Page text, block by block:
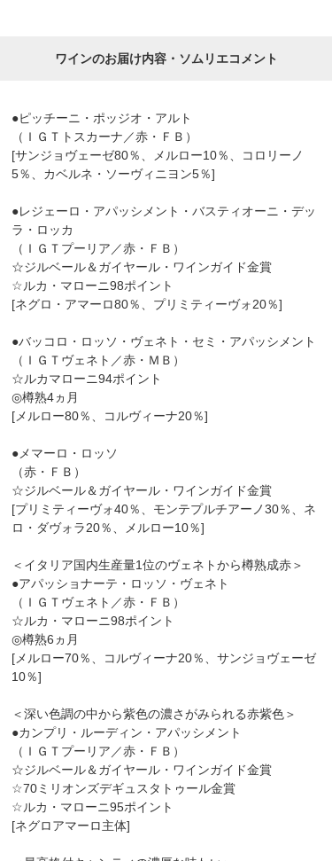
ワインのお届け内容・ソムリエコメント
●ピッチーニ・ポッジオ・アルト
（ＩＧＴトスカーナ／赤・ＦＢ）
[サンジョヴェーゼ80％、メルロー10％、コロリーノ
5％、カベルネ・ソーヴィニヨン5％]
●レジェーロ・アパッシメント・バスティオーニ・デッ
ラ・ロッカ
（ＩＧＴプーリア／赤・ＦＢ）
☆ジルベール＆ガイヤール・ワインガイド金賞
☆ルカ・マローニ98ポイント
[ネグロ・アマーロ80％、プリミティーヴォ20％]
●バッコロ・ロッソ・ヴェネト・セミ・アパッシメント
（ＩＧＴヴェネト／赤・ＭＢ）
☆ルカマローニ94ポイント
◎樽熟4ヵ月
[メルロー80％、コルヴィーナ20％]
●メマーロ・ロッソ
（赤・ＦＢ）
☆ジルベール＆ガイヤール・ワインガイド金賞
[プリミティーヴォ40％、モンテプルチアーノ30％、ネ
ロ・ダヴォラ20％、メルロー10％]
＜イタリア国内生産量1位のヴェネトから樽熟成赤＞
●アパッショナーテ・ロッソ・ヴェネト
（ＩＧＴヴェネト／赤・ＦＢ）
☆ルカ・マローニ98ポイント
◎樽熟6ヵ月
[メルロー70％、コルヴィーナ20％、サンジョヴェーゼ
10％]
＜深い色調の中から紫色の濃さがみられる赤紫色＞
●カンプリ・ルーディン・アパッシメント
（ＩＧＴプーリア／赤・ＦＢ）
☆ジルベール＆ガイヤール・ワインガイド金賞
☆70ミリオンズデギュスタトゥール金賞
☆ルカ・マローニ95ポイント
[ネグロアマーロ主体]